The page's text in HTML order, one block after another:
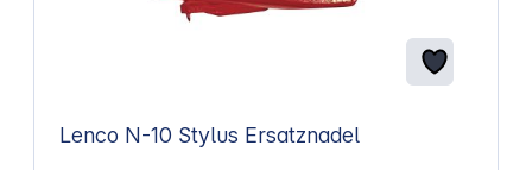
Lenco N-10 Stylus Ersatznadel